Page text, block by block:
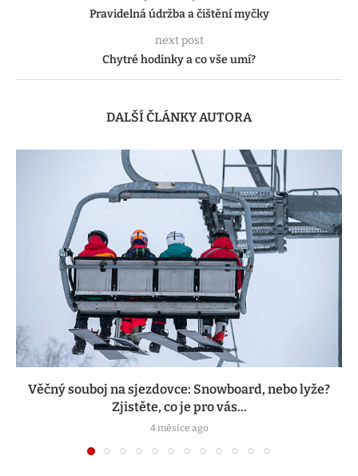
Pravidelná údržba a čištění myčky
next post
Chytré hodinky a co vše umí?
DALŠÍ ČLÁNKY AUTORA
Věčný souboj na sjezdovce: Snowboard, nebo lyže?
Zjistěte, co je pro vás...
4 měsíce ago